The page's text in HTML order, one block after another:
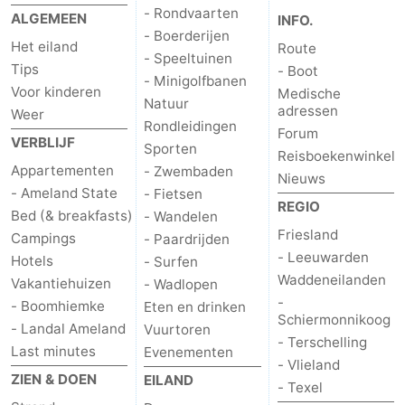
Musea
-
Monumenten
-
Kerken
-
Molens
-
Uitkijkpunten
Attracties
Rondvaarten
-
Boerderijen
-
Speeltuinen
-
Minigolfbanen
Natuur
ALGEMEEN
Het eiland
Tips
Voor kinderen
Weer
VERBLIJF
Appartementen
- Ameland State
Bed (& breakfasts)
Campings
Hotels
Vakantiehuizen
- Boomhiemke
- Landal Ameland
Last minutes
ZIEN & DOEN
- Rondvaarten
- Boerderijen
- Speeltuinen
- Minigolfbanen
Natuur
Rondleidingen
Sporten
- Zwembaden
- Fietsen
- Wandelen
- Paardrijden
- Surfen
- Wadlopen
Eten en drinken
Vuurtoren
Evenementen
EILAND
INFO.
Route
- Boot
Medische
adressen
Forum
Reisboekenwinkel
Nieuws
REGIO
Friesland
- Leeuwarden
Waddeneilanden
-
Schiermonnikoog
- Terschelling
- Vlieland
- Texel